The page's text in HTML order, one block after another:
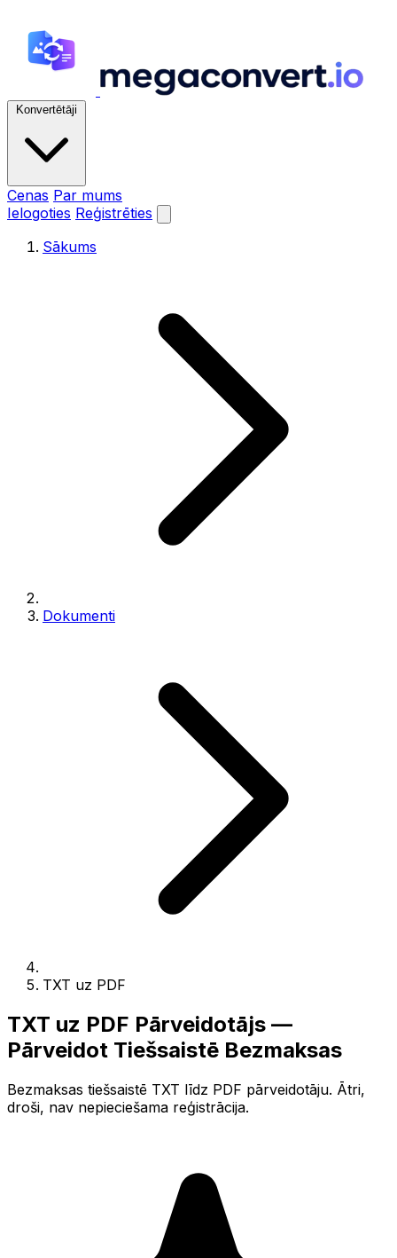
Konvertētāji
Cenas Par mums
Ielogoties Reģistrēties
Sākums
Dokumenti
TXT uz PDF
TXT uz PDF Pārveidotājs —
Pārveidot Tiešsaistē Bezmaksas
Bezmaksas tiešsaistē TXT līdz PDF pārveidotāju. Ātri,
droši, nav nepieciešama reģistrācija.